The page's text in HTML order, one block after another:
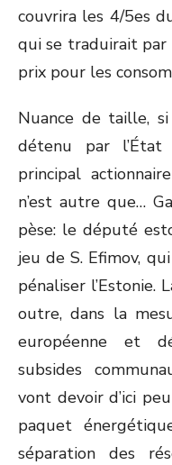
couvrira les 4/5es
qui se traduirait par
prix pour les
Nuance de taille,
détenu par l’État
principal
n’est autre que…
pèse: le député
jeu de S. Efimov,
pénaliser l’Estonie.
outre, dans la
européenne et
subsides
vont devoir d’ici
paquet
séparation des